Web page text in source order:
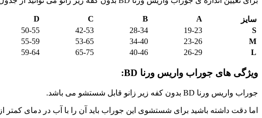
سایز A
B
C
D
S
19-23
28-34
42-53
50-55
M
23-26
34-40
53-65
55-59
L
26-29
40-46
65-75
59-64
ویژگی های جوراب واریس ورنا BD:
جوراب واریس ورنا BD بدون کفه زیر زانو قابل شستشو می باشد.
اما دقت داشته باشید برای شستشوی این جوراب باید آن را با آب در دمای کمتر از 40 درجه سانتی گراد بشویید.